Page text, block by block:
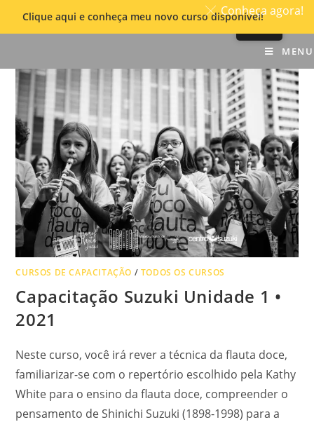
Conheça agora!
Clique aqui e conheça meu novo curso disponível!
content
MENU
CURSOS DE CAPACITAÇÃO / TODOS OS CURSOS
Capacitação Suzuki Unidade 1 •
2021
Neste curso, você irá rever a técnica da flauta doce,
familiarizar-se com o repertório escolhido pela Kathy
White para o ensino da flauta doce, compreender o
pensamento de Shinichi Suzuki (1898-1998) para a